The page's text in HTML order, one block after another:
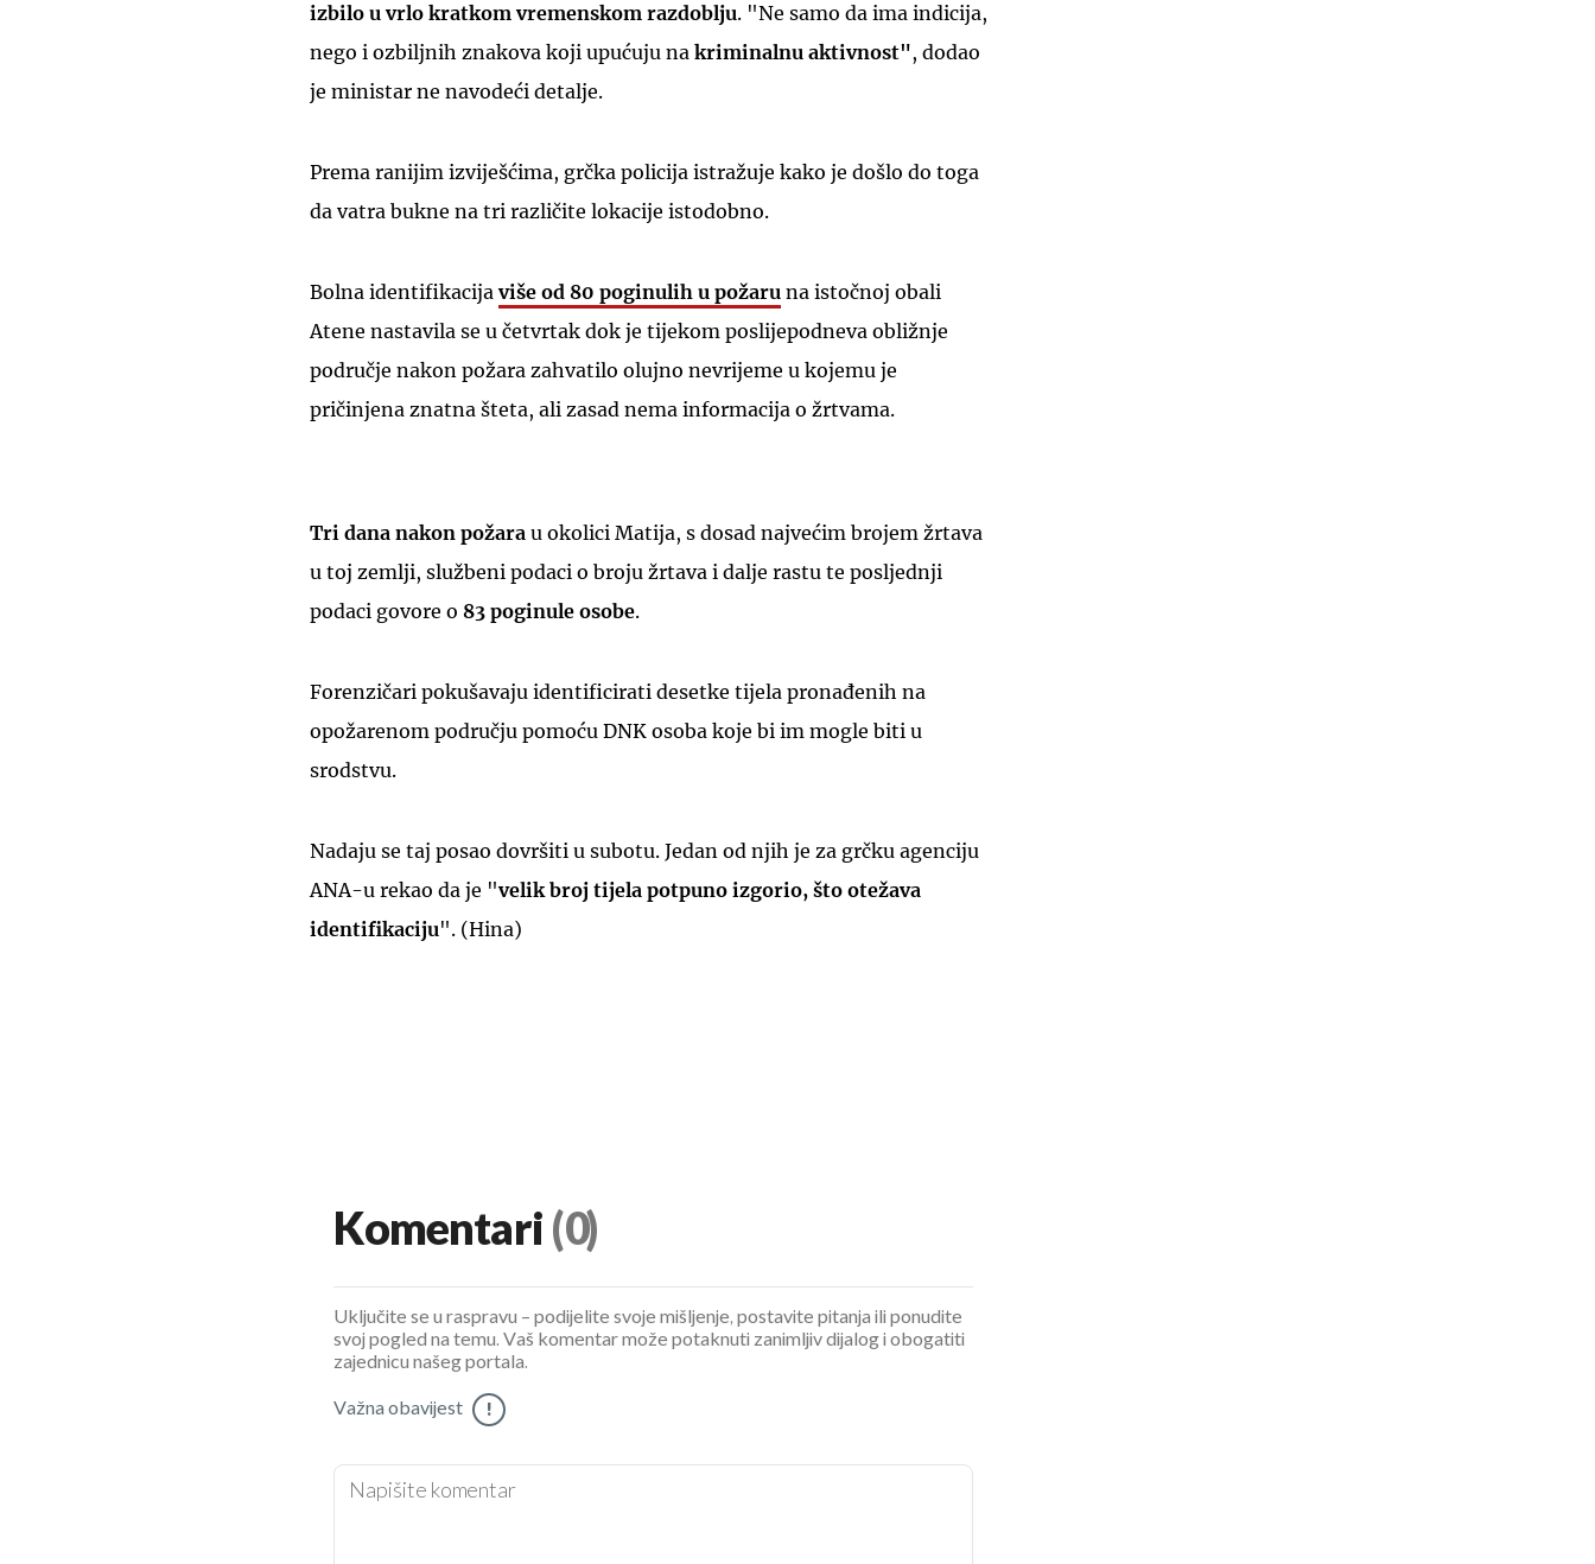
izbilo u vrlo kratkom vremenskom razdoblju. "Ne samo da ima indicija,
nego i ozbiljnih znakova koji upućuju na kriminalnu aktivnost", dodao
je ministar ne navodeći detalje.
Prema ranijim izviješćima, grčka policija istražuje kako je došlo do toga
da vatra bukne na tri različite lokacije istodobno.
Bolna identifikacijaviše od 80 poginulih u požaru na istočnoj obali
Atene nastavila se u četvrtak dok je tijekom poslijepodneva obližnje
područje nakon požara zahvatilo olujno nevrijeme u kojemu je
pričinjena znatna šteta, ali zasad nema informacija o žrtvama.
Tri dana nakon požara u okolici Matija, s dosad najvećim brojem žrtava
u toj zemlji, službeni podaci o broju žrtava i dalje rastu te posljednji
podaci govore o 83 poginule osobe.
Forenzičari pokušavaju identificirati desetke tijela pronađenih na
opožarenom području pomoću DNK osoba koje bi im mogle biti u
srodstvu.
Nadaju se taj posao dovršiti u subotu. Jedan od njih je za grčku agenciju
ANA-u rekao da je "velik broj tijela potpuno izgorio, što otežava
identifikaciju". (Hina)
Komentari (0)
Uključite se u raspravu – podijelite svoje mišljenje, postavite pitanja ili ponudite
svoj pogled na temu. Vaš komentar može potaknuti zanimljiv dijalog i obogatiti
zajednicu našeg portala.
Važna obavijest !
UKLJUČITE NOTIFIKACIJE